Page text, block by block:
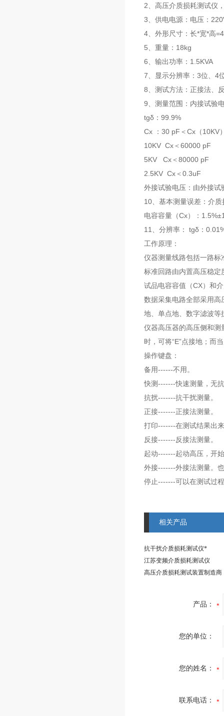
2、高压介质损耗测试仪
3、供电电源：电压：
4、外形尺寸：长*宽*高
5、重量：18kg
6、输出功率：1.5KVA
7、显示分辨率：3位、4
8、测试方法：正接法、
9、测量范围：内接试验
tgδ：99.9%
Cx ：30 pF＜Cx（10KV
10KV Cx＜60000 pF
5KV Cx＜80000 pF
2.5KV Cx＜0.3uF
外接试验电压：由外接试
10、基本测量误差：介
电容容量（Cx）：
11、分辨率： tgδ：
工作原理：
仪器测量线路包括一路
标准回路由内置高压稳
试品电容容值（CX）和
数据采集电路全部采用高
地、单点地、数字滤波等
仪器高压器的高压侧和测
时，可将“E”点接地；而
操作键盘：
备用------不用。
快测-------快速测量，无
抗扰-------抗干扰测量。
正接-------正接法测量。
打印-------在测试结果出
反接-------反接法测量。
起动-------起动高压，开
外接-------外接法测量。
停止-------可以在测试过
相关产品
抗干扰介质损耗测试仪*
江苏变频介质损耗测试仪
高压介质损耗测试装置制造商
产品：
您的单位：
您的姓名：
联系电话：